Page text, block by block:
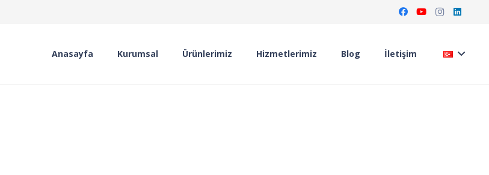
Anasayfa Kurumsal Ürünlerimiz Hizmetlerimiz Blog İletişim